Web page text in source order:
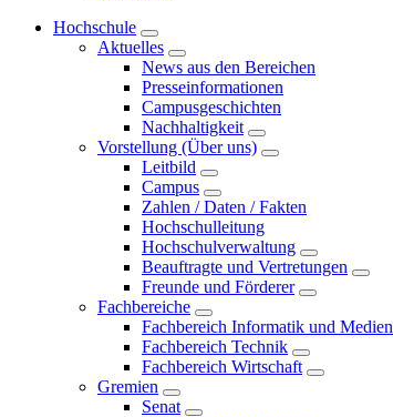
Hochschule
Aktuelles
News aus den Bereichen
Presseinformationen
Campusgeschichten
Nachhaltigkeit
Vorstellung (Über uns)
Leitbild
Campus
Zahlen / Daten / Fakten
Hochschulleitung
Hochschulverwaltung
Beauftragte und Vertretungen
Freunde und Förderer
Fachbereiche
Fachbereich Informatik und Medien
Fachbereich Technik
Fachbereich Wirtschaft
Gremien
Senat